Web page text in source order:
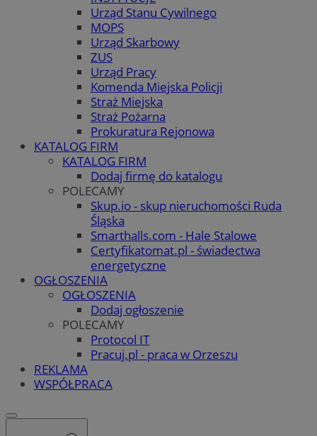
Urząd Stanu Cywilnego
MOPS
Urząd Skarbowy
ZUS
Urząd Pracy
Komenda Miejska Policji
Straż Miejska
Straż Pożarna
Prokuratura Rejonowa
KATALOG FIRM
KATALOG FIRM
Dodaj firmę do katalogu
POLECAMY
Skup.io - skup nieruchomości Ruda
Śląska
Smarthalls.com - Hale Stalowe
Certyfikatomat.pl - świadectwa
energetyczne
OGŁOSZENIA
OGŁOSZENIA
Dodaj ogłoszenie
POLECAMY
Protocol IT
Pracuj.pl - praca w Orzeszu
REKLAMA
WSPÓŁPRACA